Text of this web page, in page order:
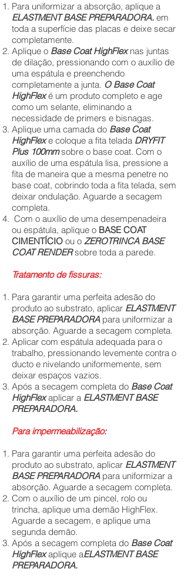
Para uniformizar a absorção, aplique a
ELASTMENT BASE PREPARADORA. em
toda a superfície das placas e deixe secar
completamente.
Aplique o Base Coat HighFlexnas juntas
de dilação, pressionando com o auxílio de
uma espátula e preenchendo
completamente a junta. O Base Coat
HighFlexé um produto completo e age
como um selante, eliminando a
necessidade de primers e bisnagas.
Aplique uma camada do Base Coat
HighFlexe coloque a fita telada DRYFIT
Plus 100mmsobre o base coat. Com o
auxílio de uma espátula lisa, pressione a
fita de maneira que a mesma penetre no
base coat, cobrindo toda a fita telada, sem
deixar ondulação. Aguarde a secagem
completa.
Com o auxílio de uma desempenadeira
ou espátula, aplique o BASE COAT
CIMENTÍCIO ou o ZEROTRINCA BASE
COAT RENDERsobre toda a parede.
Tratamento de fissuras:
Para garantir uma perfeita adesão do
produto ao substrato, aplicar ELASTMENT
BASE PREPARADORApara uniformizar a
absorção. Aguarde a secagem completa.
Aplicar com espátula adequada para o
trabalho, pressionando levemente contra o
ducto e nivelando uniformemente, sem
deixar espaços vazios.
Após a secagem completa do Base Coat
HighFlexaplicar a ELASTMENT BASE
PREPARADORA.
Para impermeabilização:
Para garantir uma perfeita adesão do
produto ao substrato, aplicar ELASTMENT
BASE PREPARADORApara uniformizar a
absorção. Aguarde a secagem completa.
Com o auxílio de um pincel, rolo ou
trincha, aplique uma demão HighFlex.
Aguarde a secagem, e aplique uma
segunda demão.
Após a secagem completa do Base Coat
HighFlexaplique aELASTMENT BASE
PREPARADORA.